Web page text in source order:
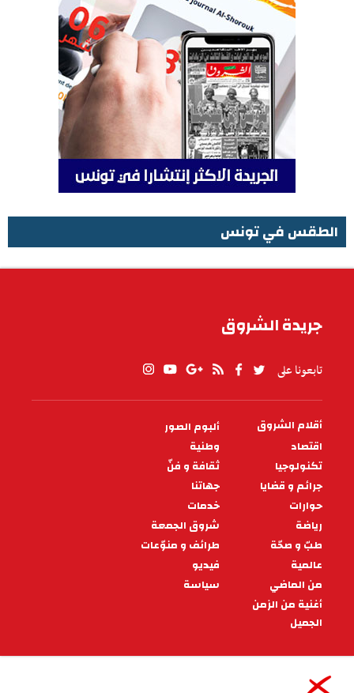
الطقس في تونس
جريدة الشروق
تابعونا على
PIED
DE
PAGE
أقلام الشروق
ألبوم الصور
اقتصاد
وطنية
تكنولوجيا
ثقافة و فنّ
جرائم و قضايا
جهاتنا
حوارات
خدمات
رياضة
شروق الجمعة
طبّ و صحّة
طرائف و منوّعات
عالمية
فيديو
من الماضي
سياسة
أغنية من الزمن
الجميل